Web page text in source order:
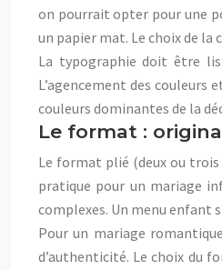
on pourrait opter pour une
un papier mat. Le choix de
La typographie doit être
L’agencement des
couleurs dominantes de la
Le format :
Le format plié (deux ou
pratique pour un mariage
complexes. Un menu enfant
Pour un mariage
d’authenticité. Le choix du